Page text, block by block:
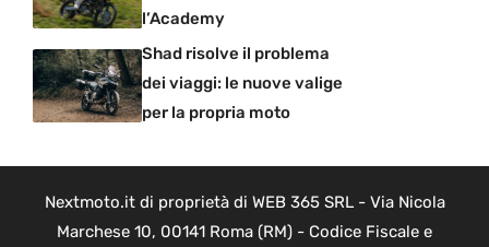
l’Academy
Shad risolve il problema
dei viaggi: le nuove valige
per la propria moto
Nextmoto.it di proprietà di WEB 365 SRL - Via Nicola
Marchese 10, 00141 Roma (RM) - Codice Fiscale e